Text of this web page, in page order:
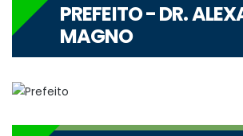
PREFEITO - DR.
MAGNO